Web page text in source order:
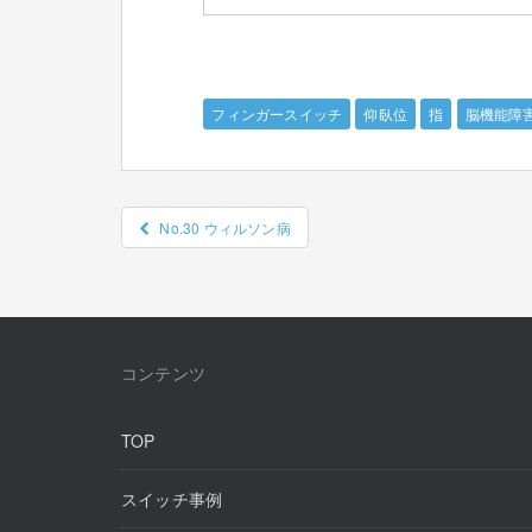
フィンガースイッチ 仰臥位 指 脳機能障
投
稿
ゲ
シ
ョ
No.30 ウィルソン病
コンテンツ
TOP
スイッチ事例